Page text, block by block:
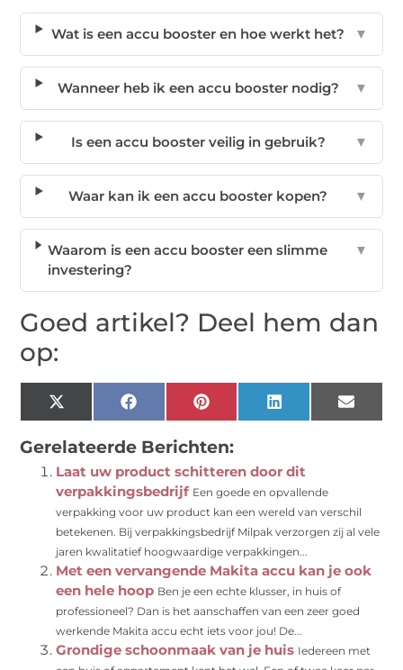
Wat is een accu booster en hoe werkt het? ▼
Wanneer heb ik een accu booster nodig? ▼
Is een accu booster veilig in gebruik? ▼
Waar kan ik een accu booster kopen? ▼
Waarom is een accu booster een slimme
investering?
▼
Goed artikel? Deel hem dan
op:
X
(Twitter)
Facebook Pinterest LinkedIn Email
Gerelateerde Berichten:
Laat uw product schitteren door dit
verpakkingsbedrijf Een goede en opvallende
verpakking voor uw product kan een wereld van verschil
betekenen. Bij verpakkingsbedrijf Milpak verzorgen zij al vele
jaren kwalitatief hoogwaardige verpakkingen...
Met een vervangende Makita accu kan je ook
een hele hoop Ben je een echte klusser, in huis of
professioneel? Dan is het aanschaffen van een zeer goed
werkende Makita accu echt iets voor jou! De...
Grondige schoonmaak van je huis Iedereen met